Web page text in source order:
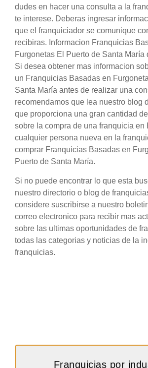
dudes en hacer una consulta a la
te interese. Deberas ingresar
que el franquiciador se comunique
recibiras. Informacion Franquicias
Furgonetas El Puerto de Santa María
Si desea obtener mas informacion
un Franquicias Basadas en
Santa María antes de realizar una
recomendamos que lea nuestro blog
que proporciona una gran cantidad
sobre la compra de una franquicia en
cualquier persona nueva en la
comprar Franquicias Basadas en
Puerto de Santa María.
Si no puede encontrar lo que esta
nuestro directorio o blog de
considere suscribirse a nuestro
correo electronico para recibir mas
sobre las ultimas oportunidades de
todas las categorias y noticias de la
franquicias.
Franquicias por